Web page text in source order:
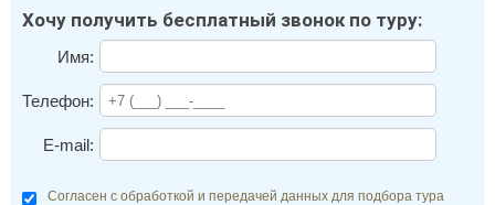
Хочу получить бесплатный звонок по туру:
Имя:
Телефон:
E-mail:
Согласен с обработкой и передачей данных для подбора тура